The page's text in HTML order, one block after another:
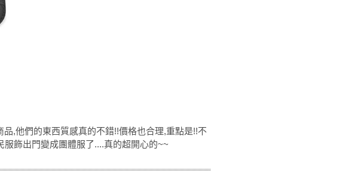
品,他們的東西質感真的不錯!!價格也合理,重點是!!不
飾出門變成團體服了....真的超開心的~~